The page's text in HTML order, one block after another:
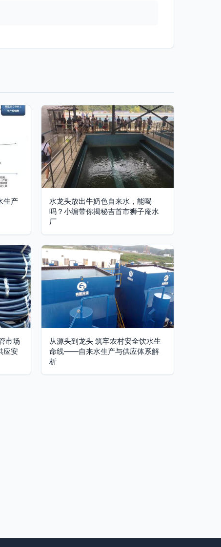
生产
水龙头放出牛奶色自来水，能喝
吗？小编带你揭秘吉首市狮子庵水
厂
市场
应安
从源头到龙头 筑牢农村安全饮水生
命线——自来水生产与供应体系解
析